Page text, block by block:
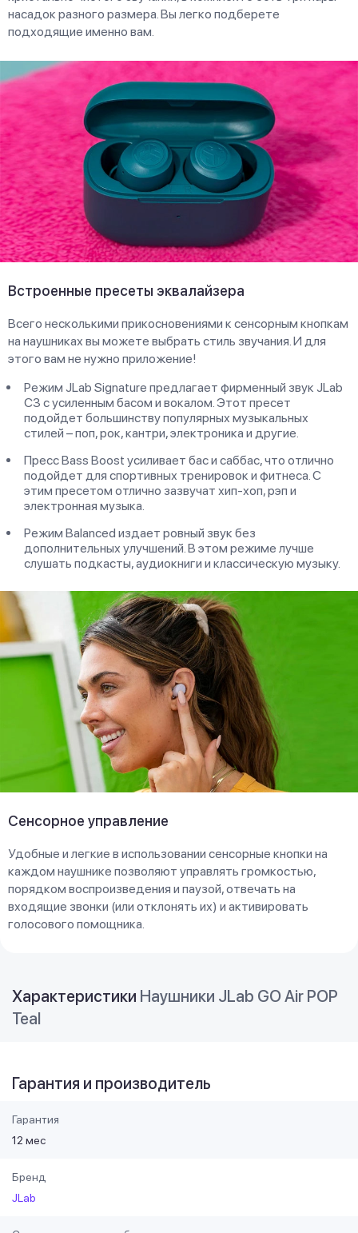
насадок разного размера. Вы легко подберете
подходящие именно вам.
Встроенные пресеты эквалайзера
Всего несколькими прикосновениями к сенсорным кнопкам
на наушниках вы можете выбрать стиль звучания. И для
этого вам не нужно приложение!
Режим JLab Signature предлагает фирменный звук JLab
C3 с усиленным басом и вокалом. Этот пресет
подойдет большинству популярных музыкальных
стилей – поп, рок, кантри, электроника и другие.
Пресс Bass Boost усиливает бас и саббас, что отлично
подойдет для спортивных тренировок и фитнеса. С
этим пресетом отлично зазвучат хип-хоп, рэп и
электронная музыка.
Режим Balanced издает ровный звук без
дополнительных улучшений. В этом режиме лучше
слушать подкасты, аудиокниги и классическую музыку.
Сенсорное управление
Удобные и легкие в использовании сенсорные кнопки на
каждом наушнике позволяют управлять громкостью,
порядком воспроизведения и паузой, отвечать на
входящие звонки (или отклонять их) и активировать
голосового помощника.
Характеристики Наушники JLab GO Air POP
Teal
Гарантия и производитель
Гарантия
12 мес
Бренд
JLab